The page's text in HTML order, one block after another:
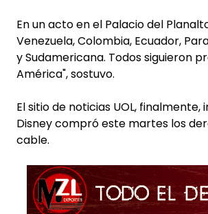
En un acto en el Palacio del
Venezuela, Colombia, Ecuador,
y Sudamericana. Todos siguieron
América", sostuvo.
El sitio de noticias UOL,
Disney compró este martes los
cable.